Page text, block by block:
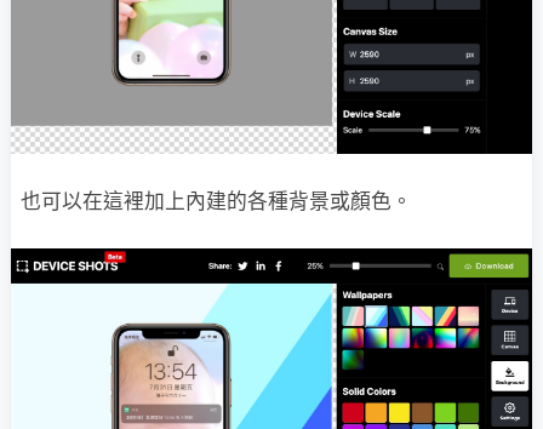
也可以在這裡加上內建的各種背景或顏色。